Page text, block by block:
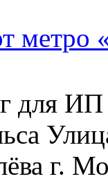
метро